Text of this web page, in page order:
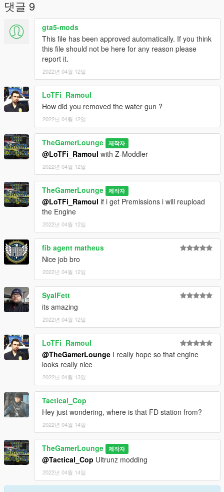
댓글 9
gta5-mods
This file has been approved automatically. If you think
this file should not be here for any reason please
report it.
2022년 04월 12일
LoTFi_Ramoul
How did you removed the water gun ?
2022년 04월 12일
TheGamerLounge 제작자
@LoTFi_Ramoul with Z-Moddler
2022년 04월 12일
TheGamerLounge 제작자
@LoTFi_Ramoul if i get Premissions i will reupload
the Engine
2022년 04월 12일
fib agent matheus
Nice job bro
2022년 04월 12일
SyalFett
its amazing
2022년 04월 12일
LoTFi_Ramoul
@TheGamerLounge I really hope so that engine
looks really nice
2022년 04월 13일
Tactical_Cop
Hey just wondering, where is that FD station from?
2022년 04월 14일
TheGamerLounge 제작자
@Tactical_Cop Ultrunz modding
2022년 04월 14일